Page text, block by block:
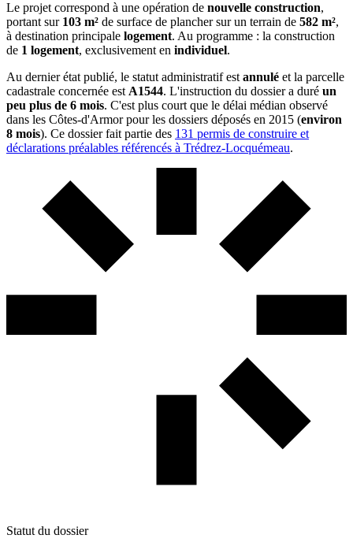
Le projet correspond à une opération de nouvelle construction,
portant sur 103 m² de surface de plancher sur un terrain de 582 m²,
à destination principale logement. Au programme : la construction
de 1 logement, exclusivement en individuel.
Au dernier état publié, le statut administratif est annulé et la parcelle
cadastrale concernée est A1544. L'instruction du dossier a duré un
peu plus de 6 mois. C'est plus court que le délai médian observé
dans les Côtes-d'Armor pour les dossiers déposés en 2015 (environ
8 mois). Ce dossier fait partie des 131 permis de construire et
déclarations préalables référencés à Trédrez-Locquémeau.
Statut du dossier